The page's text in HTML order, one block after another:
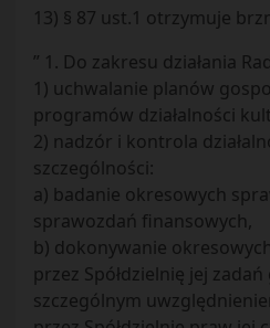
13) § 87 ust.1 otrzymuje
” 1. Do zakresu działania
1) uchwalanie planów
programów działalności
2) nadzór i kontrola
szczególności:
a) badanie okresowych
sprawozdań finansowych,
b) dokonywanie
przez Spółdzielnię jej
szczególnym